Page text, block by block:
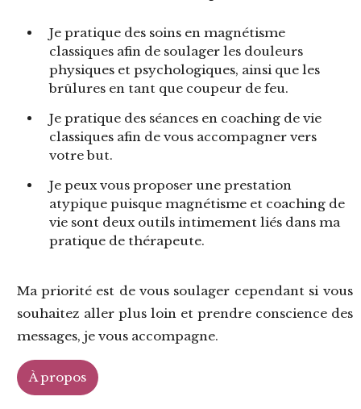
Je pratique des soins en magnétisme
classiques afin de soulager les douleurs
physiques et psychologiques, ainsi que les
brûlures en tant que coupeur de feu.
Je pratique desséances en coaching de vie
classiques afin de vous accompagner vers
votre but.
Je peux vous proposer une prestation
atypiquepuisque magnétisme et coaching de
vie sont deux outils intimement liés dans ma
pratique de thérapeute.
Ma priorité est de vous soulager cependant si vous
souhaitez aller plus loin et prendre conscience des
messages, je vous accompagne.
À propos